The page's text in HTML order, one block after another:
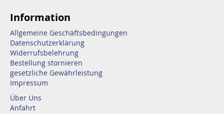
Information
Allgemeine Geschäftsbedingungen
Datenschutzerklärung
Widerrufsbelehrung
Bestellung stornieren
gesetzliche Gewährleistung
Impressum
Über Uns
Anfahrt